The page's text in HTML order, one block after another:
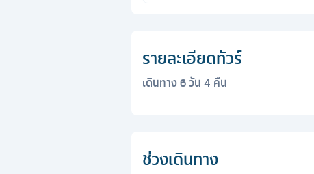
รายละเอียดทัวร์
เดินทาง6วัน4 คืน
ช่วงเดินทาง